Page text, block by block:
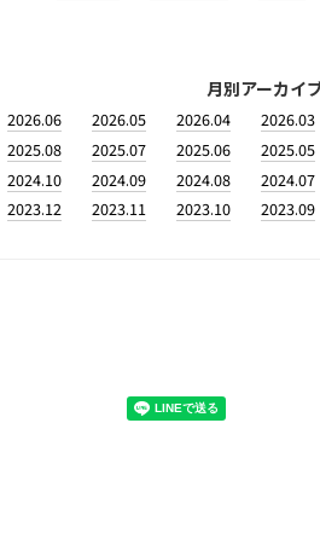
月別アーカイ
2026.06 2026.05 2026.04 2026.03
2025.08 2025.07 2025.06 2025.05
2024.10 2024.09 2024.08 2024.07
2023.12 2023.11 2023.10 2023.09